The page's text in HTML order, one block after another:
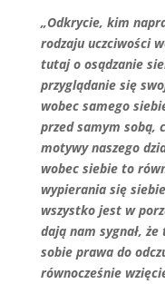
„Odkrycie, kim
rodzaju uczciwości
tutaj o osądzanie
przyglądanie się
wobec samego
przed samym sobą,
motywy naszego
wobec siebie to
wypierania się
wszystko jest w
dają nam sygnał,
sobie prawa do
równocześnie